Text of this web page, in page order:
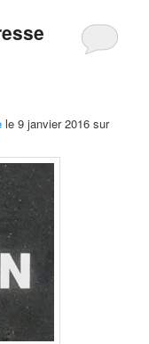
le 9 janvier 2016 sur